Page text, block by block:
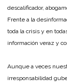
descalificador,
Frente a la
toda la crisis y en
información veraz y
Aunque a veces
irresponsabilidad